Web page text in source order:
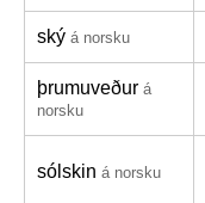
ský á norsku
þrumuveður á
norsku
sólskin á norsku